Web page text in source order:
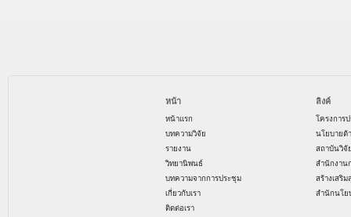
หน้า
หน้าแรก
บทความวิจัย
รายงาน
วิทยานิพนธ์
บทความจากการประชุม
เกี่ยวกับเรา
ติดต่อเรา
ลิงค์
โครงการ
นโยบายด้
สถาบันวิจั
สำนักงาน
สร้างเสริ
สำนักนโย